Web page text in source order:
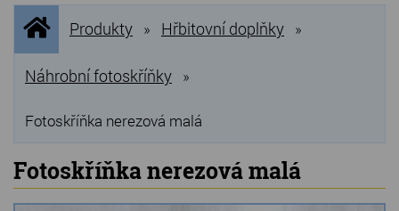
NOVINKY
NEJPRODÁVANĚJŠÍ
VÝPRODEJ
Produkty
Grilovací, pečící kameny
Lávové grilovací kameny
Úvodní
stránka
Produkty » Hřbitovní doplňky »
Náhrobní fotoskříňky »
Fotoskříňka nerezová malá
Fotoskříňka nerezová malá